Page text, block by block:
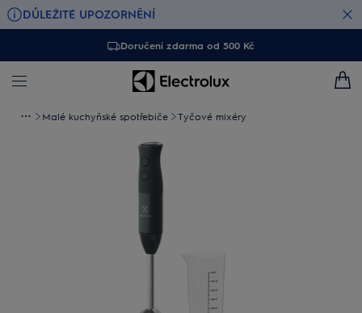
DŮLEŽITÉ UPOZORNĚNÍ
Doručení zdarma od 500 Kč
Malé kuchyňské spotřebiče Tyčové mixéry